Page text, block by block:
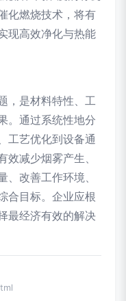
化燃烧技术，将有
现高效净化与热能
，是材料特性、工
。通过系统性地分
工艺优化到设备通
效减少烟雾产生、
改善工作环境、
合目标。企业应根
最经济有效的解决